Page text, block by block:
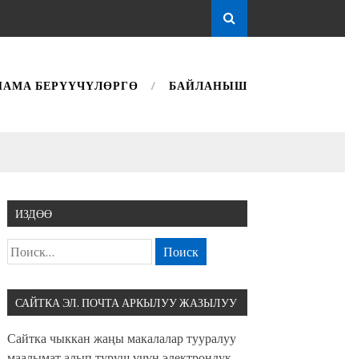
БЕРҮҮЧҮЛӨРГӨ БАЙЛАНЫШ
ИЗДӨӨ
САЙТКА ЭЛ. ПОЧТА АРКЫЛУУ ЖАЗЫЛУУ
Сайтка чыккан жаңы макалалар тууралуу